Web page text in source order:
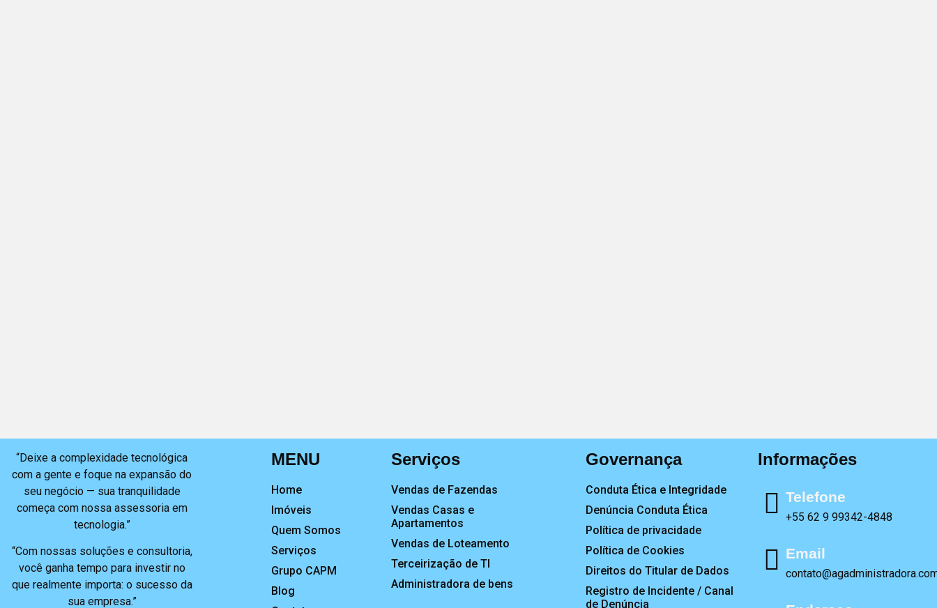
“Deixe a complexidade tecnológica
com a gente e foque na expansão do
seu negócio — sua tranquilidade
começa com nossa assessoria em
tecnologia.”
“Com nossas soluções e consultoria,
você ganha tempo para investir no
que realmente importa: o sucesso da
sua empresa.”
MENU
Home
Imóveis
Quem Somos
Serviços
Grupo CAPM
Blog
Serviços
Vendas de Fazendas
Vendas Casas e
Apartamentos
Vendas de Loteamento
Terceirização de TI
Administradora de bens
Governança
Conduta Ética e Integridade
Denúncia Conduta Ética
Política de privacidade
Política de Cookies
Direitos do Titular de Dados
Registro de Incidente / Canal
de Denúncia
Informações
Telefone
+55 62 9 99342-4848
Email